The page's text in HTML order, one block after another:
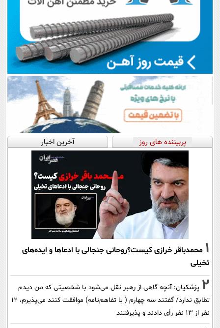
پربیننده های روز آخرین اخبار
1 محمدباقر خرازی کیست؟روحانی جنجالی با ادعاها و ایده‌های
تخیلی
2 پزشکیان‌: آنچه گاهی از رهبر نقل می‌شود با شخصیتی که من دیدم
تطابق ندارد/ گفتند سه چهارم ( با تفاهم‌نامه) موافقت کنند می‌پذیرم، 12
نفر از 13 نفر رأی دادند و پذیرفتند